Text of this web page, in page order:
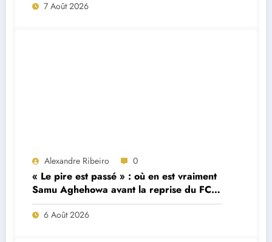
7 Août 2026
Alexandre Ribeiro 0
« Le pire est passé » : où en est vraiment
Samu Aghehowa avant la reprise du FC
Porto ?
6 Août 2026